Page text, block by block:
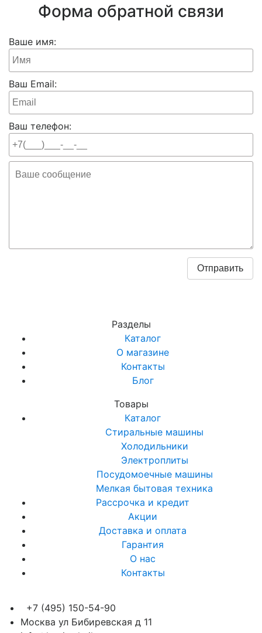
Форма обратной связи
Ваше имя:
Ваш Email:
Ваш телефон:
Разделы
Каталог
О магазине
Контакты
Блог
Товары
Каталог
Стиральные машины
Холодильники
Электроплиты
Посудомоечные машины
Мелкая бытовая техника
Рассрочка и кредит
Акции
Доставка и оплата
Гарантия
О нас
Контакты
+7 (495) 150-54-90
Москва ул Бибиревская д 11